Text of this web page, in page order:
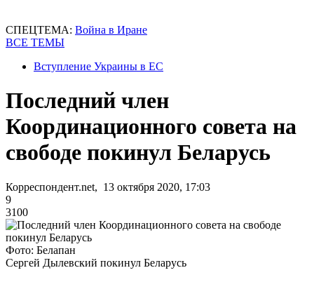
СПЕЦТЕМА: Война в Иране
ВСЕ ТЕМЫ
Вступление Украины в ЕС
Последний член
Координационного совета на
свободе покинул Беларусь
Корреспондент.net, 13 октября 2020, 17:03
9
3100
Фото: Белапан
Сергей Дылевский покинул Беларусь